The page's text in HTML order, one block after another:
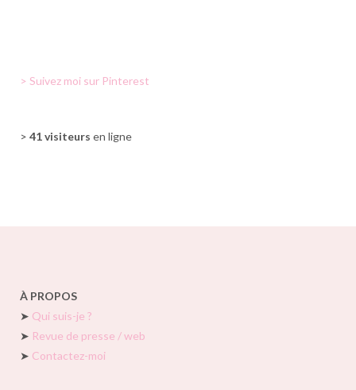
> Suivez moi sur Pinterest
> 41 visiteurs en ligne
À PROPOS
➤ Qui suis-je ?
➤ Revue de presse / web
➤ Contactez-moi